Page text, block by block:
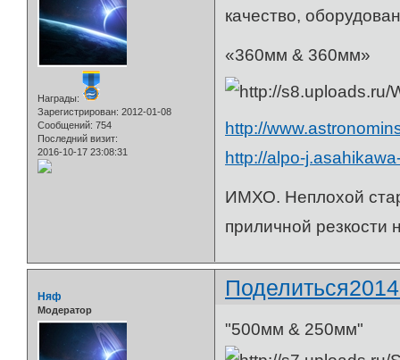
Награды:
Зарегистрирован: 2012-01-08
Сообщений: 754
Последний визит:
2016-10-17 23:08:31
качество,
«360мм & 360мм»
http://
http://alpo-
ИМХО. Неплохой
приличной резкости
Поделиться
Няф
Модератор
"500мм & 250мм"